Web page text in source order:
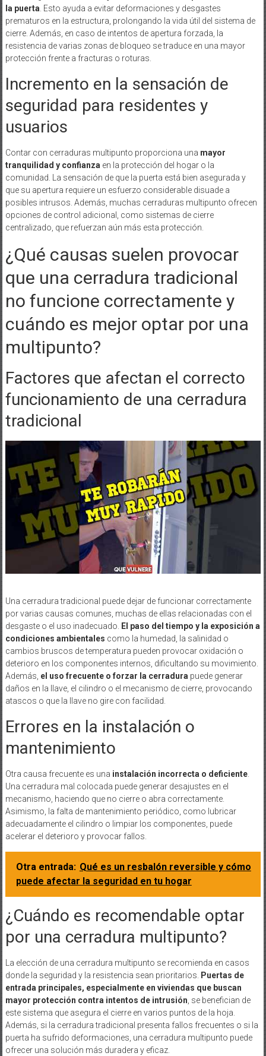
la puerta. Esto ayuda a evitar deformaciones y desgastes
prematuros en la estructura, prolongando la vida útil del sistema de
cierre. Además, en caso de intentos de apertura forzada, la
resistencia de varias zonas de bloqueo se traduce en una mayor
protección frente a fracturas o roturas.
Incremento en la sensación de
seguridad para residentes y
usuarios
Contar con cerraduras multipunto proporciona una mayor
tranquilidad y confianzaen la protección del hogar o la
comunidad. La sensación de que la puerta está bien asegurada y
que su apertura requiere un esfuerzo considerable disuade a
posibles intrusos. Además, muchas cerraduras multipunto ofrecen
opciones de control adicional, como sistemas de cierre
centralizado, que refuerzan aún más esta protección.
¿Qué causas suelen provocar
que una cerradura tradicional
no funcione correctamente y
cuándo es mejor optar por una
multipunto?
Factores que afectan el correcto
funcionamiento de una cerradura
tradicional
Una cerradura tradicional puede dejar de funcionar correctamente
por varias causas comunes, muchas de ellas relacionadas con el
desgaste o el uso inadecuado. El paso del tiempo y la exposición a
condiciones ambientales como la humedad, la salinidad o
cambios bruscos de temperatura pueden provocar oxidación o
deterioro en los componentes internos, dificultando su movimiento.
Además, el uso frecuente o forzar la cerradurapuede generar
daños en la llave, el cilindro o el mecanismo de cierre, provocando
atascos o que la llave no gire con facilidad.
Errores en la instalación o
mantenimiento
Otra causa frecuente es una instalación incorrecta o deficiente.
Una cerradura mal colocada puede generar desajustes en el
mecanismo, haciendo que no cierre o abra correctamente.
Asimismo, la falta de mantenimiento periódico, como lubricar
adecuadamente el cilindro o limpiar los componentes, puede
acelerar el deterioro y provocar fallos.
Otra entrada: Qué es un resbalón reversible y cómo
puede afectar la seguridad en tu hogar
¿Cuándo es recomendable optar
por una cerradura multipunto?
La elección de una cerradura multipunto se recomienda en casos
donde la seguridad y la resistencia sean prioritarios. Puertas de
entrada principales, especialmente en viviendas que buscan
mayor protección contra intentos de intrusión, se benefician de
este sistema que asegura el cierre en varios puntos de la hoja.
Además, si la cerradura tradicional presenta fallos frecuentes o si la
puerta ha sufrido deformaciones, una cerradura multipunto puede
ofrecer una solución más duradera y eficaz.